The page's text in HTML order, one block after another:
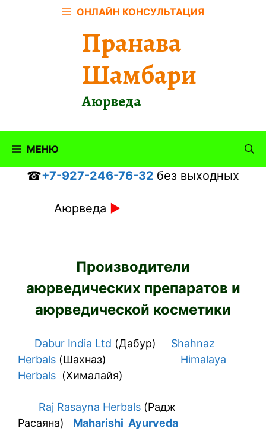
ОНЛАЙН КОНСУЛЬТАЦИЯ
Пранава
Шамбари
Аюрведа
МЕНЮ
☎+7-927-246-76-32 без выходных
Аюрведа ►
Производители
аюрведических препаратов и
аюрведической косметики
Dabur India Ltd (Дабур) Shahnaz
Herbals (Шахназ) Himalaya
Herbals (Хималайя)
Raj Rasayna Herbals (Радж
Расаяна) Maharishi Ayurveda